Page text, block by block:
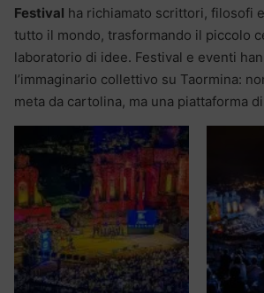
Festival ha richiamato scrittori, filosofi
tutto il mondo, trasformando il piccolo
laboratorio di idee. Festival e eventi
l’immaginario collettivo su Taormina:
meta da cartolina, ma una piattaforma